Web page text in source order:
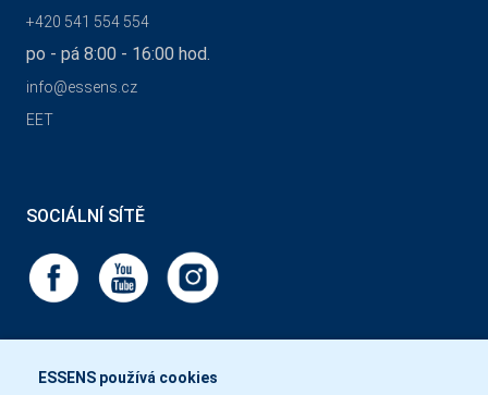
ESSENS používá cookies
+420 541 554 554
po - pá 8:00 - 16:00 hod.
info@essens.cz
EET
SOCIÁLNÍ SÍTĚ